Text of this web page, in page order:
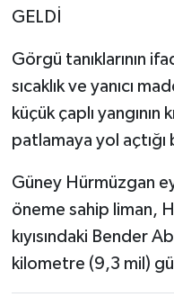
GELDİ
Görgü tanıklarının
sıcaklık ve yanıcı
küçük çaplı yangının
patlamaya yol
Güney Hürmüzgan
öneme sahip liman,
kıyısındaki Bender
kilometre (9,3 mil)